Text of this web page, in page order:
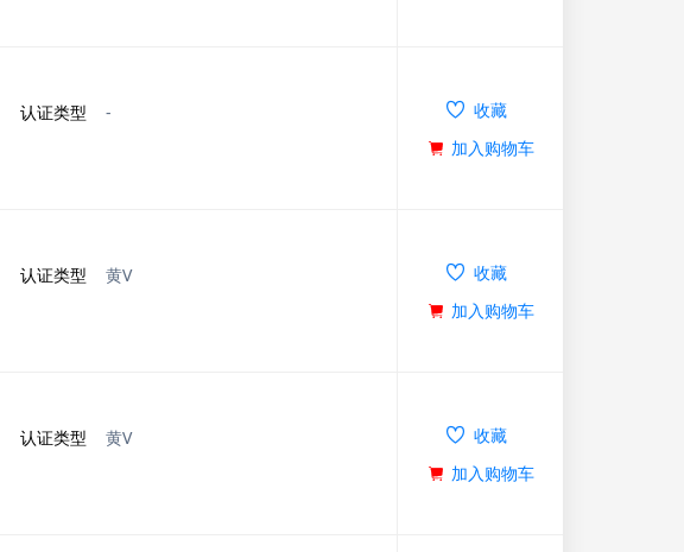
认证类型
-
收藏
加入购物车
认证类型
黄V
收藏
加入购物车
认证类型
黄V
收藏
加入购物车